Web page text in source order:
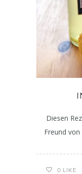
Diesen
Freund
0 LIKE